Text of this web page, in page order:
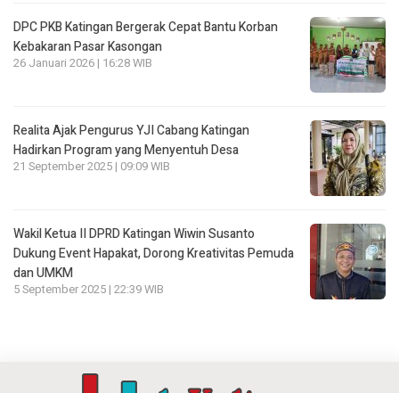
DPC PKB Katingan Bergerak Cepat Bantu Korban
Kebakaran Pasar Kasongan
26 Januari 2026 | 16:28 WIB
Realita Ajak Pengurus YJI Cabang Katingan
Hadirkan Program yang Menyentuh Desa
21 September 2025 | 09:09 WIB
Wakil Ketua II DPRD Katingan Wiwin Susanto
Dukung Event Hapakat, Dorong Kreativitas Pemuda
dan UMKM
5 September 2025 | 22:39 WIB